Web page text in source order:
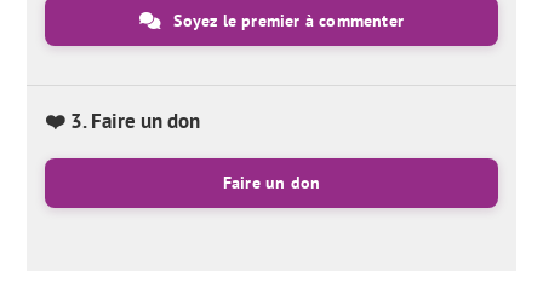
Soyez le premier à commenter
❤️ 3. Faire un don
Faire un don